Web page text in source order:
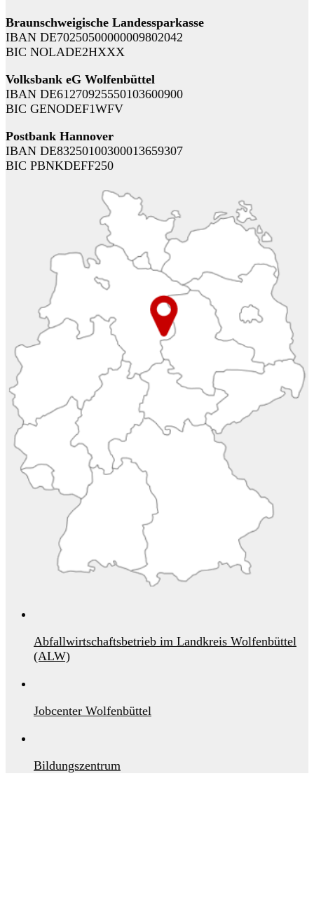
Braunschweigische Landessparkasse
IBAN DE70250500000009802042
BIC NOLADE2HXXX
Volksbank eG Wolfenbüttel
IBAN DE61270925550103600900
BIC GENODEF1WFV
Postbank Hannover
IBAN DE83250100300013659307
BIC PBNKDEFF250
Abfallwirtschaftsbetrieb im Landkreis Wolfenbüttel
(ALW)
Jobcenter Wolfenbüttel
Bildungszentrum